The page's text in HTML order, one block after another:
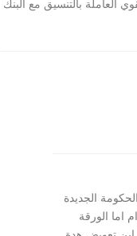
بالتنسيق مع البنك
الجديدة
الورقة